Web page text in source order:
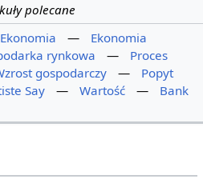
polecane
Ekonomia —
Ekonomia
rynkowa —
Proces
gospodarczy —
Popyt
Say — Wartość —
Bank